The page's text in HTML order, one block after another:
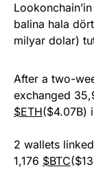
balina hala
milyar dolar)
After a two-
exchanged
$ETH($4.07B)
2 wallets
1,176 $BTC